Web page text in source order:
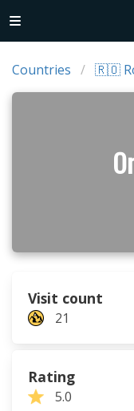
Countries 🇷🇴
Visit count
21
Rating
5.0